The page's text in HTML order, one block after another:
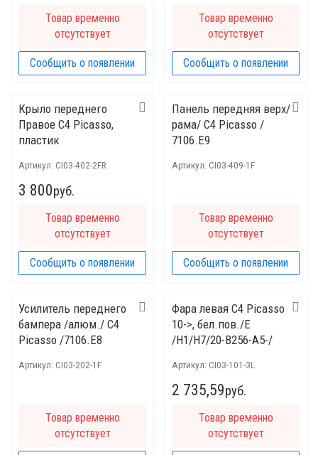
Товар временно
отсутствует
Сообщить о появлении
Товар временно
отсутствует
Сообщить о появлении
Крыло переднего
Правое C4 Picasso,
пластик
Артикул: CI03-402-2FR
3 800руб.
Товар временно
отсутствует
Сообщить о появлении
Панель передняя верх/
рама/ C4 Picasso /
7106.E9
Артикул: CI03-409-1F
Товар временно
отсутствует
Сообщить о появлении
Усилитель переднего
бампера /алюм./ C4
Picasso /7106.E8
Артикул: CI03-202-1F
Товар временно
отсутствует
Фара левая C4 Picasso
10->, бел.пов./E
/H1/H7/20-B256-A5-/
Артикул: CI03-101-3L
2 735,59руб.
Товар временно
отсутствует